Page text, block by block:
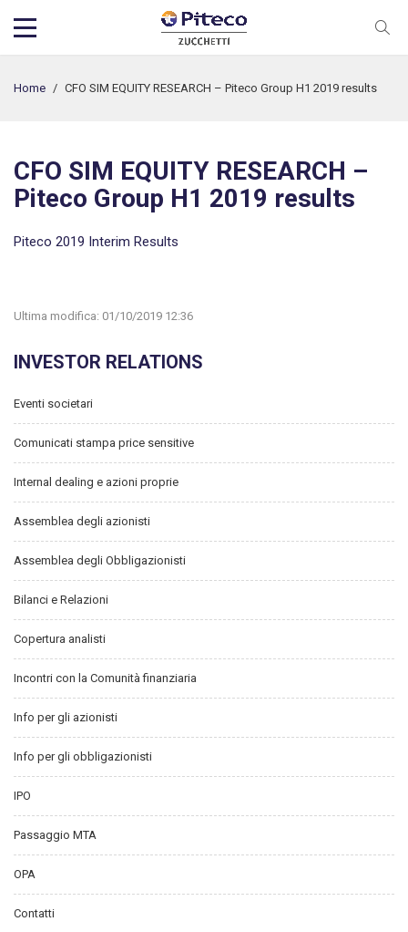
Home / CFO SIM EQUITY RESEARCH – Piteco Group H1 2019 results
CFO SIM EQUITY RESEARCH –
Piteco Group H1 2019 results
Piteco 2019 Interim Results
Ultima modifica: 01/10/2019 12:36
INVESTOR RELATIONS
Eventi societari
Comunicati stampa price sensitive
Internal dealing e azioni proprie
Assemblea degli azionisti
Assemblea degli Obbligazionisti
Bilanci e Relazioni
Copertura analisti
Incontri con la Comunità finanziaria
Info per gli azionisti
Info per gli obbligazionisti
IPO
Passaggio MTA
OPA
Contatti